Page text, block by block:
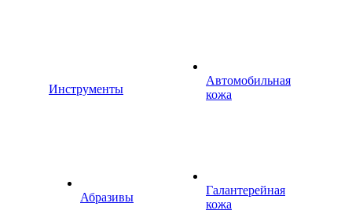
Инструменты
Абразивы
Автомобильная
кожа
Галантерейная
кожа